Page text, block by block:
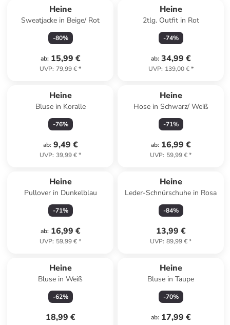
Heine
Sweatjacke in Beige/ Rot
-80%
ab: 15,99 €
UVP: 79,99 €*
Heine
2tlg. Outfit in Rot
-74%
ab: 34,99 €
UVP: 139,00 €*
Heine
Bluse in Koralle
-76%
ab: 9,49 €
UVP: 39,99 €*
Heine
Hose in Schwarz/ Weiß
-71%
ab: 16,99 €
UVP: 59,99 €*
Heine
Pullover in Dunkelblau
-71%
ab: 16,99 €
UVP: 59,99 €*
Heine
Leder-Schnürschuhe in Rosa
-84%
13,99 €
UVP: 89,99 €*
Heine
Bluse in Weiß
-62%
18,99 €
Heine
Bluse in Taupe
-70%
ab: 17,99 €